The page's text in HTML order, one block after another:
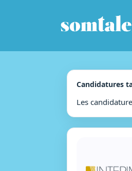
Candidatures
Les